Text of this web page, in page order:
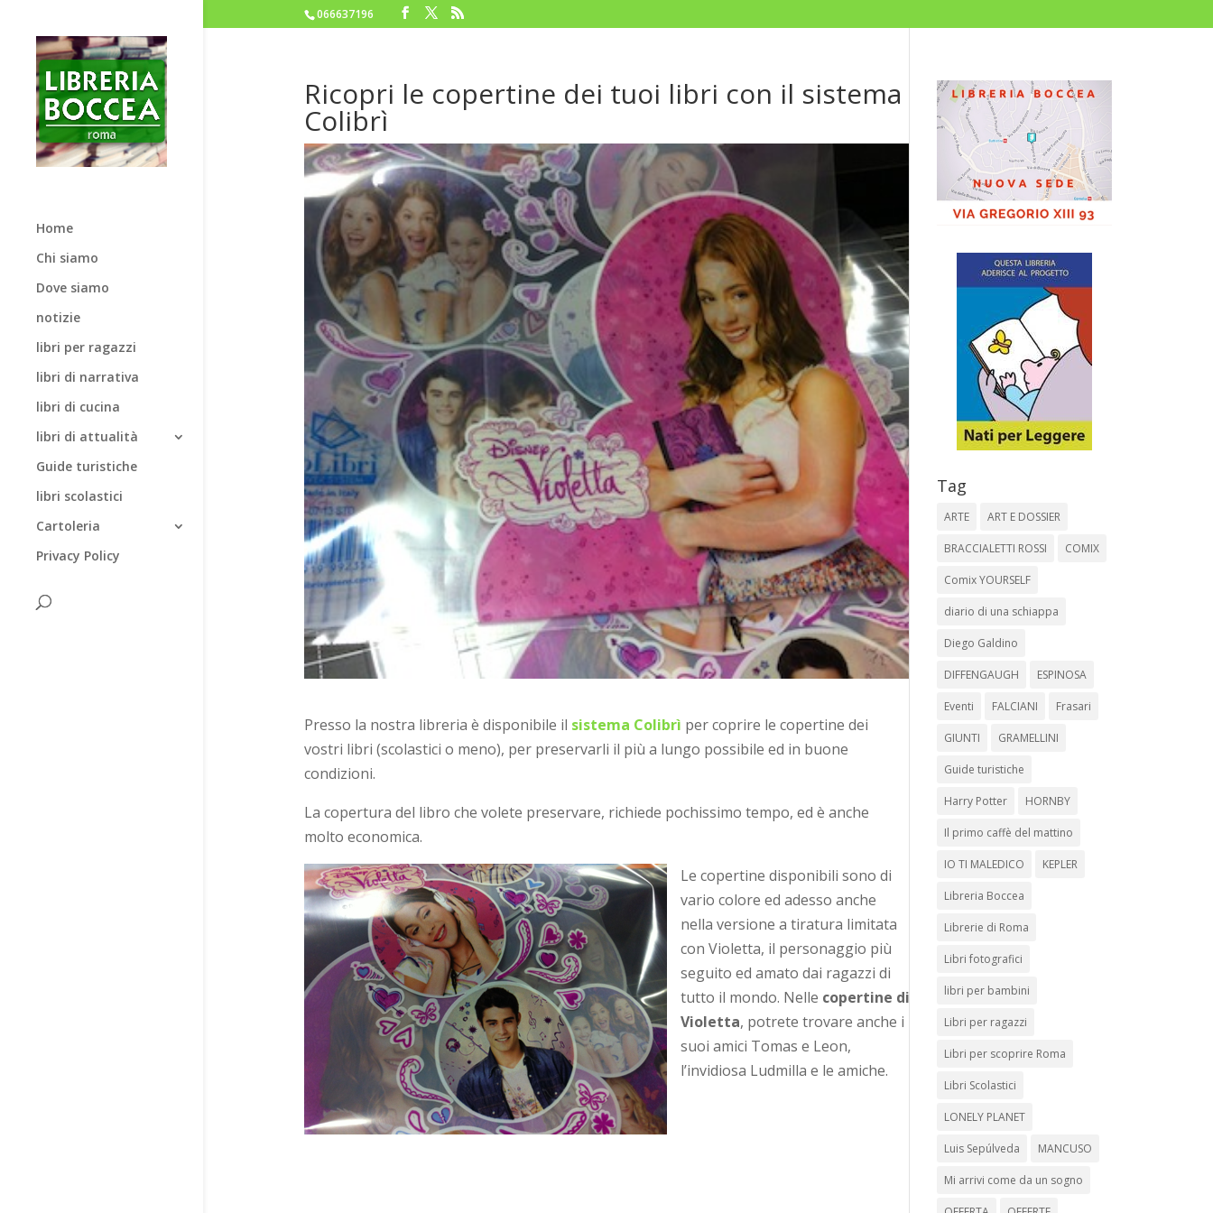
066637196
Home
Chi siamo
Dove siamo
notizie
libri per ragazzi
libri di narrativa
libri di cucina
libri di attualità
Guide turistiche
libri scolastici
Cartoleria
Privacy Policy
Ricopri le copertine dei tuoi libri con il sistema
Colibrì
Presso la nostra libreria è disponibile il sistema Colibrì per coprire le copertine dei
vostri libri (scolastici o meno), per preservarli il più a lungo possibile ed in buone
condizioni.
La copertura del libro che volete preservare, richiede pochissimo tempo, ed è anche
molto economica.
Le copertine disponibili sono di
vario colore ed adesso anche
nella versione a tiratura limitata
con Violetta, il personaggio più
seguito ed amato dai ragazzi di
tutto il mondo. Nelle copertine di
Violetta, potrete trovare anche i
suoi amici Tomas e Leon,
l’invidiosa Ludmilla e le amiche.
Tag
ARTE ART E DOSSIER
BRACCIALETTI ROSSI COMIX
Comix YOURSELF
diario di una schiappa
Diego Galdino
DIFFENGAUGH ESPINOSA
Eventi FALCIANI Frasari
GIUNTI GRAMELLINI
Guide turistiche
Harry Potter HORNBY
Il primo caffè del mattino
IO TI MALEDICO KEPLER
Libreria Boccea
Librerie di Roma
Libri fotografici
libri per bambini
Libri per ragazzi
Libri per scoprire Roma
Libri Scolastici
LONELY PLANET
Luis Sepúlveda MANCUSO
Mi arrivi come da un sogno